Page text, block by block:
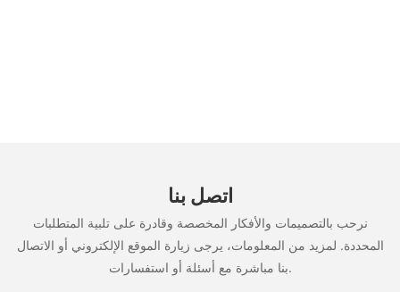
اتصل بنا
نرحب بالتصميمات والأفكار المخصصة وقادرة على تلبية المتطلبات
المحددة. لمزيد من المعلومات، يرجى زيارة الموقع الإلكتروني أو الاتصال
بنا مباشرة مع أسئلة أو استفسارات.